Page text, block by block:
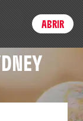
Precios enPeso
ARSCambiar moneda
Login
ABRIR